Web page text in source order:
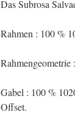
Das Subrosa
Rahmen : 100 %
Gabel : 100 %
Offset.